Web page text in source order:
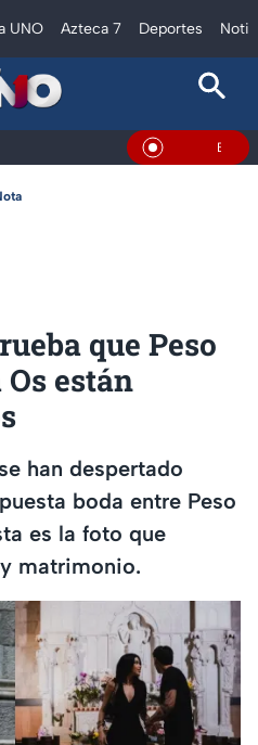
UNO Azteca 7 Deportes
En Vivo
que Peso
están
han despertado
boda entre Peso
es la foto que
matrimonio.